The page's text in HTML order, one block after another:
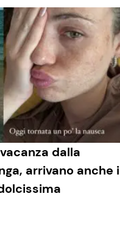
dalla
arrivano anche i